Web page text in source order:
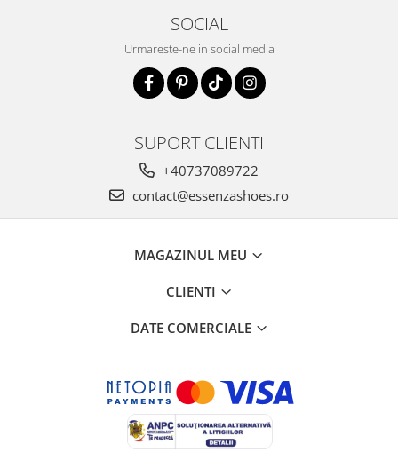
SOCIAL
Urmareste-ne in social media
SUPORT CLIENTI
+40737089722
contact@essenzashoes.ro
MAGAZINUL MEU
CLIENTI
DATE COMERCIALE